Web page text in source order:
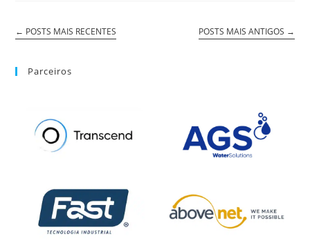
← POSTS MAIS RECENTES POSTS MAIS ANTIGOS →
Parceiros